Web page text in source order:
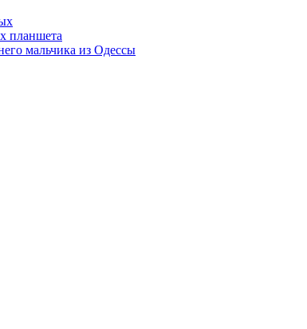
планшета
мальчика из Одессы